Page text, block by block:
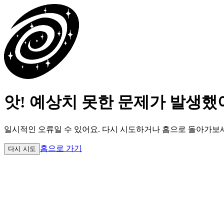
앗! 예상치 못한 문제가 발생했
일시적인 오류일 수 있어요. 다시 시도하거나 홈으로 돌아가보
다시 시도 홈으로 가기